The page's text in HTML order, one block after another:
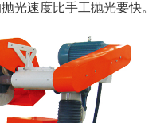
光速度比手工抛光要快。